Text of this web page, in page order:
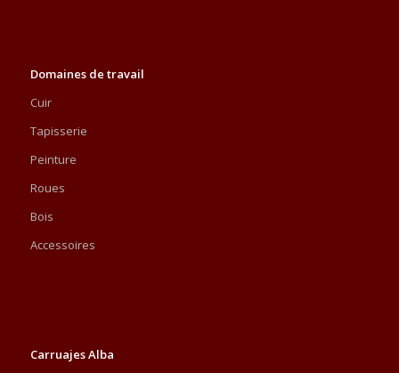
Domaines de travail
Cuir
Tapisserie
Peinture
Roues
Bois
Accessoires
Carruajes Alba